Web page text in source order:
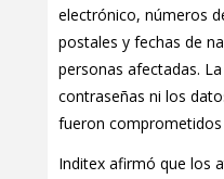
electrónico, números
postales y fechas de
personas afectadas.
contraseñas ni los
fueron comprometidos
Inditex afirmó que los